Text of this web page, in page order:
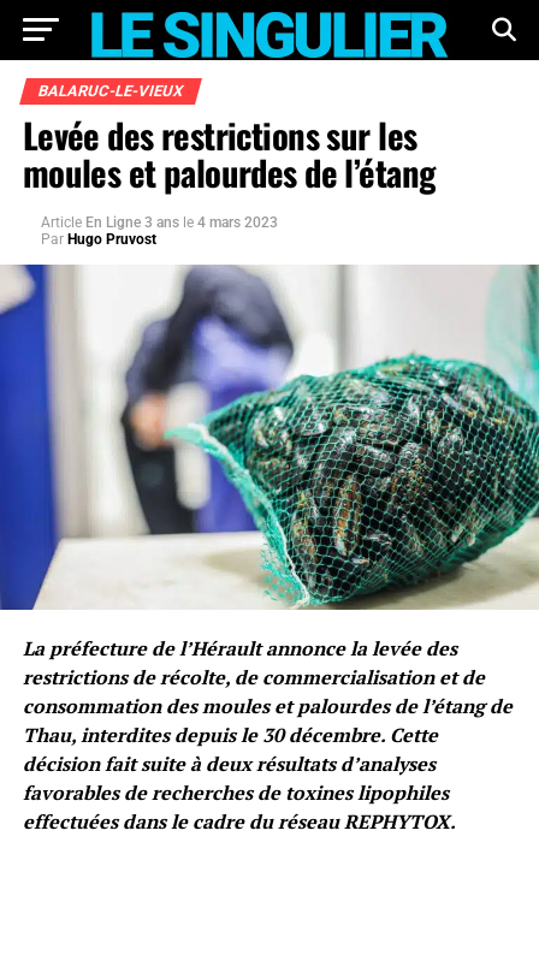
BALARUC-LE-VIEUX
Levée des restrictions sur les
moules et palourdes de l’étang
Article En Ligne 3 ans le 4 mars 2023
Par Hugo Pruvost
La préfecture de l’Hérault annonce la levée des
restrictions de récolte, de commercialisation et de
consommation des moules et palourdes de l’étang de
Thau, interdites depuis le 30 décembre. Cette
décision fait suite à deux résultats d’analyses
favorables de recherches de toxines lipophiles
effectuées dans le cadre du réseau REPHYTOX.